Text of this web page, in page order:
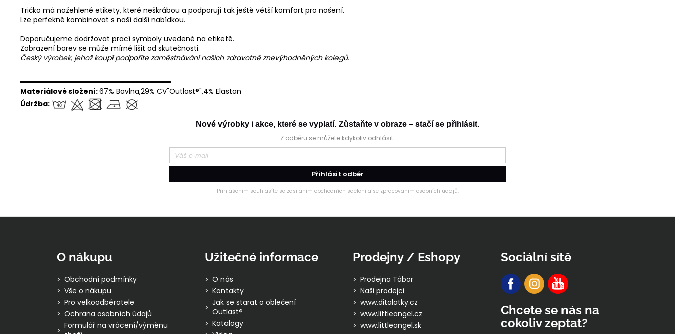
Tričko má nažehlené etikety, které neškrábou a podporují tak ještě větší komfort pro nošení.
Lze perfekně kombinovat s naší další nabídkou.
Doporučujeme dodržovat prací symboly uvedené na etiketě.
Zobrazení barev se může mírně lišit od skutečnosti.
Český výrobek, jehož koupí podpoříte zaměstnávání našich zdravotně znevýhodněných kolegů.
══════════════════════════════
Materiálové složení:67% Bavlna,29% CV"Outlast®",4% Elastan
Údržba:
Nové výrobky i akce, které se vyplatí. Zůstaňte v obraze – stačí se přihlásit.
Z odběru se můžete kdykoliv odhlásit.
Přihlásit odběr
Přihlášením souhlasíte se zasíláním obchodních sdělení a se zpracováním osobních údajů.
O nákupu
Obchodní podmínky
Vše o nákupu
Pro velkoodběratele
Ochrana osobních údajů
Formulář na vrácení/výměnu
Užitečné informace
O nás
Kontakty
Jak se starat o oblečení
Outlast®
Katalogy
Prodejny / Eshopy
Prodejna Tábor
Naši prodejci
www.ditalatky.cz
www.littleangel.cz
www.littleangel.sk
Sociální sítě
Chcete se nás na
cokoliv zeptat?